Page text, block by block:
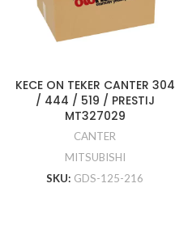
KECE ON TEKER CANTER 304
/ 444 / 519 / PRESTIJ
MT327029
CANTER
MITSUBISHI
SKU: GDS-125-216